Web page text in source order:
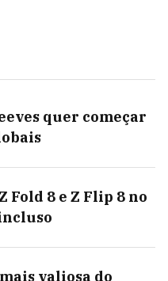
quer começar
Fold 8 e Z Flip 8 no
valiosa do